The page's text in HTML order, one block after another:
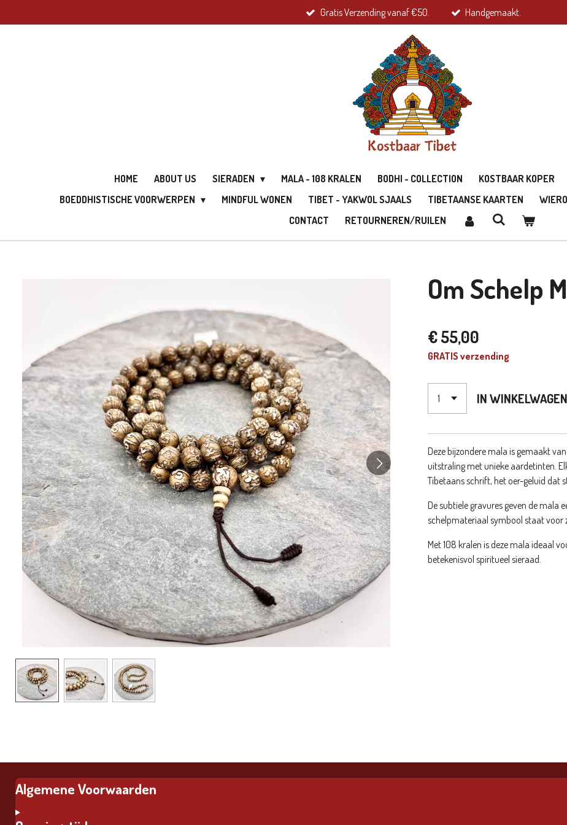
direct
Gratis Verzending vanaf €50. Handgemaakt.
HOME ABOUT US SIERADEN MALA - 108 KRALEN BODHI - COLLECTION KOSTBAAR KOPER
BOEDDHISTISCHE VOORWERPEN
MINDFUL WONEN TIBET - YAKWOL SJAALS TIBETAANSE KAARTEN
CONTACT
RETOURNEREN/RUILEN
Om Schelp
€ 55,00
GRATIS verzending
IN WINKELWAGEN
Deze bijzondere mala is gemaakt van
uitstraling met unieke aardetinten.
Tibetaans schrift, het oer-geluid dat
De subtiele gravures geven de mala
schelpmateriaal symbool staat voor
Met 108 kralen is deze mala ideaal
betekenisvol spiritueel sieraad.
Algemene Voorwaarden